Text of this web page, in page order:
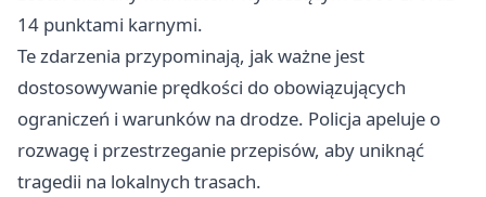
14 punktami karnymi.
Te zdarzenia przypominają, jak ważne jest
dostosowywanie prędkości do obowiązujących
ograniczeń i warunków na drodze. Policja apeluje o
rozwagę i przestrzeganie przepisów, aby uniknąć
tragedii na lokalnych trasach.